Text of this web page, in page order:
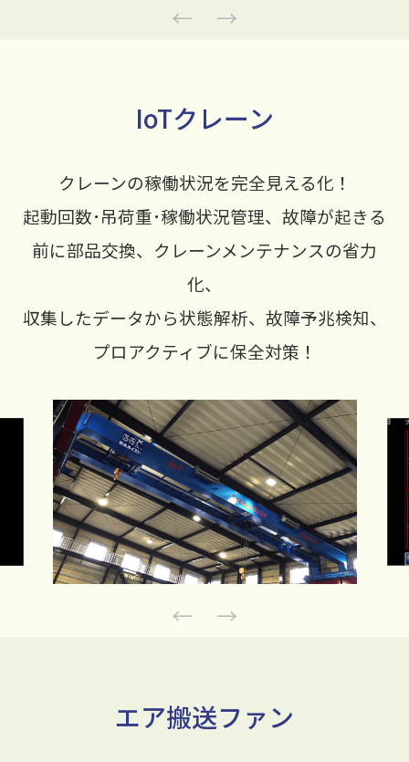
Previous
IoTクレーン
クレーンの稼働状況を完全見える化！
起動回数･吊荷重･稼働状況管理、故障が起きる
前に部品交換、クレーンメンテナンスの省力
化、
収集したデータから状態解析、故障予兆検知、
プロアクティブに保全対策！
Previous
エア搬送ファン